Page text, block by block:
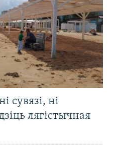
сувязі, ні
лягістычная